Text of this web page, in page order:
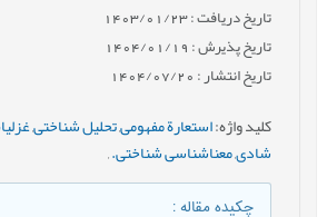
تاریخ دریافت : 1403/01/23
تاریخ پذیرش : 1404/01/19
تاریخ انتشار : 1404/07/20
کلید واژه:استعارة مفهومی,تحلیل شناختی,
شادی,معناشناسی شناختی.,
چکیده مقاله: